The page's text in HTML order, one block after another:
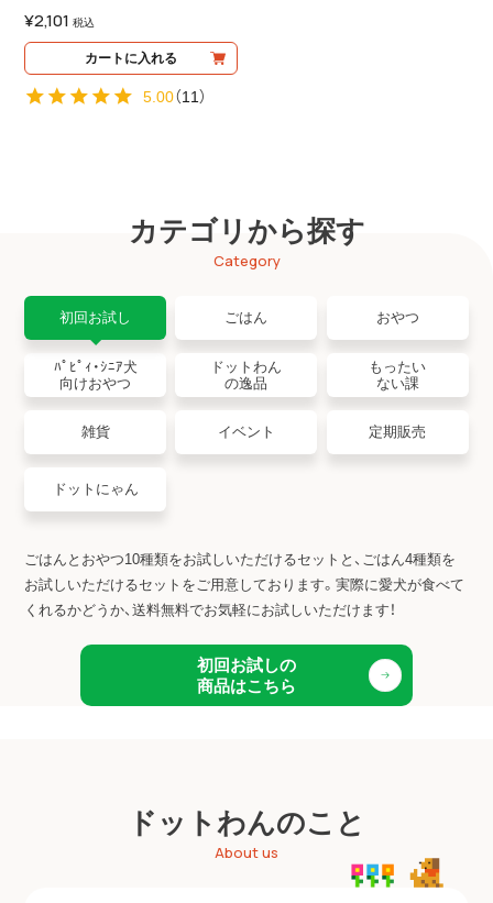
¥2,101 税込
カートに入れる
5.00（11 ）
カテゴリから探す
Category
初回お試し ごはん おやつ
ﾊﾟﾋﾟｨ・ｼﾆｱ犬
向けおやつ
ドットわん
の逸品
もったい
ない課
雑貨 イベント 定期販売
ドットにゃん
ごはんとおやつ10種類をお試しいただけるセットと、ごはん4種類を
お試しいただけるセットをご用意しております。実際に愛犬が食べて
くれるかどうか、送料無料でお気軽にお試しいただけます！
初回お試しの
商品はこちら
ドットわんのこと
About us